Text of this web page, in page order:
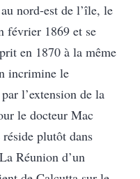
nord-est de l’île, le
février 1869 et se
en 1870 à la même
incrimine le
l’extension de la
le docteur Mac
plutôt dans
Réunion d’un